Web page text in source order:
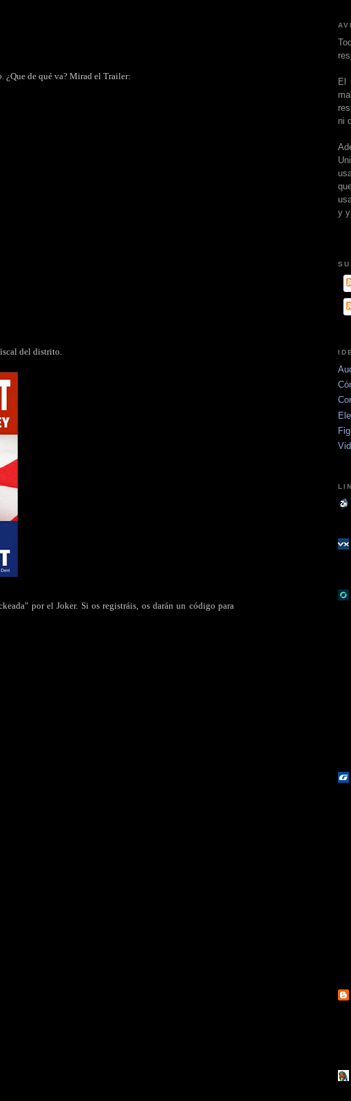
. ¿Que de qué va? Mirad el Trailer:
del distrito.
por el Joker. Si os registráis, os darán un código para
El
ni
y